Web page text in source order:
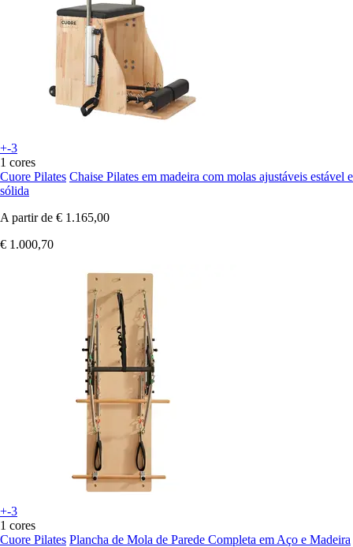
+-3
1 cores
Cuore Pilates Chaise Pilates em madeira com molas ajustáveis estável e
sólida
A partir de € 1.165,00
€ 1.000,70
+-3
1 cores
Cuore Pilates Plancha de Mola de Parede Completa em Aço e Madeira